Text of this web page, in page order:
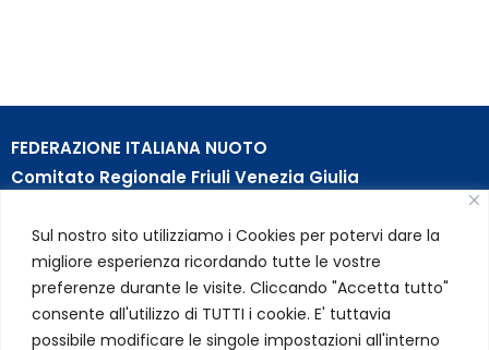
Sul nostro sito utilizziamo i Cookies per potervi dare la
migliore esperienza ricordando tutte le vostre
preferenze durante le visite. Cliccando "Accetta tutto"
consente all'utilizzo di TUTTI i cookie. E' tuttavia
possibile modificare le singole impostazioni all'interno
FEDERAZIONE ITALIANA NUOTO
Comitato Regionale Friuli Venezia Giulia
Trieste (TS)
Partita Iva 01384031009
Codice Fiscale 05284670584
Codice SDI USAL8PV – Rif. Amm. TC025